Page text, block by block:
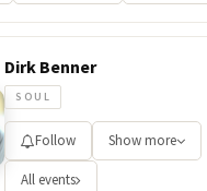
Dirk Benner
SOUL
Follow Show more
All events